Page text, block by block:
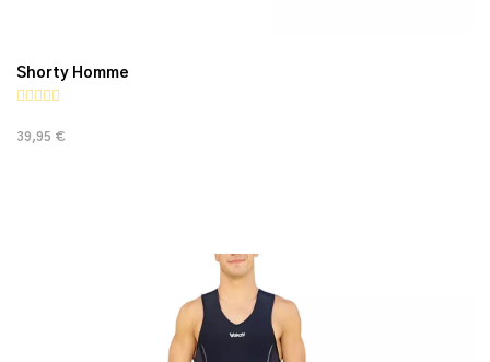
Shorty Homme
39,95 €